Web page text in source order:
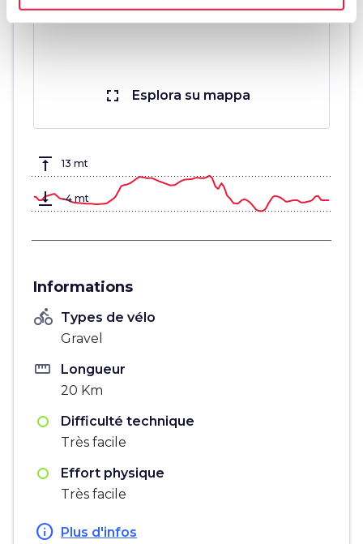
fullscreen Esplora su mappa
vertical_align_top 13 mt
vertical_align_bottom -4 mt
Informations
directions_bike Types de vélo
Gravel
straighten
Longueur
20 Km
Difficulté technique
Très facile
Effort physique
Très facile
info Plus d'infos